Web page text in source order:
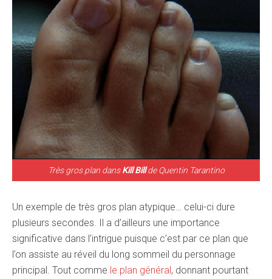
Très gros plan dansKill Billde Quentin Tarantino
Un exemple de très gros plan atypique… celui-ci dure
plusieurs secondes. Il a d’ailleurs une importance
significative dans l’intrigue puisque c’est par ce plan que
l’on assiste au réveil du long sommeil du personnage
principal. Tout comme le plan général, donnant pourtant